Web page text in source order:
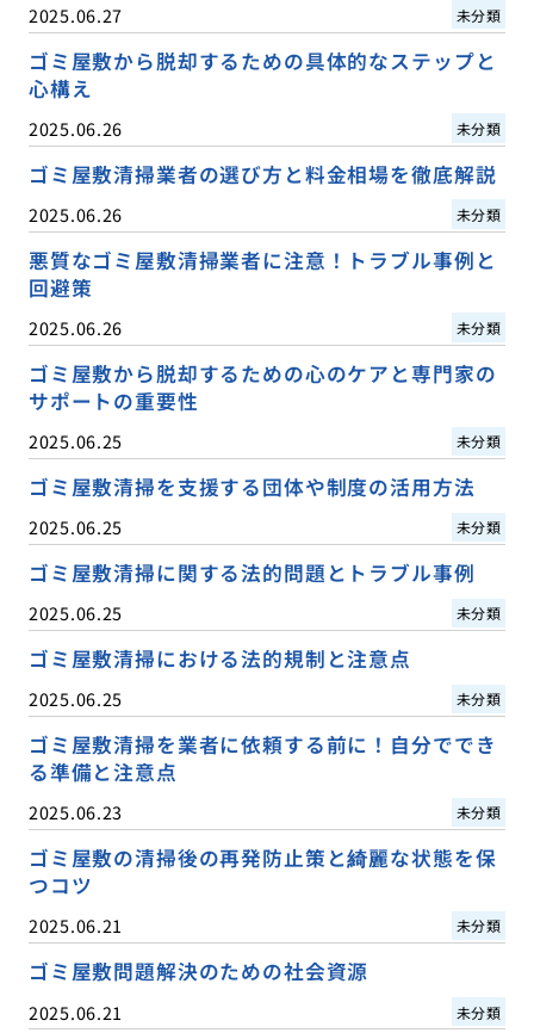
2025.06.27 未分類
ゴミ屋敷から脱却するための具体的なステップと
心構え
2025.06.26 未分類
ゴミ屋敷清掃業者の選び方と料金相場を徹底解説
2025.06.26 未分類
悪質なゴミ屋敷清掃業者に注意！トラブル事例と
回避策
2025.06.26 未分類
ゴミ屋敷から脱却するための心のケアと専門家の
サポートの重要性
2025.06.25 未分類
ゴミ屋敷清掃を支援する団体や制度の活用方法
2025.06.25 未分類
ゴミ屋敷清掃に関する法的問題とトラブル事例
2025.06.25 未分類
ゴミ屋敷清掃における法的規制と注意点
2025.06.25 未分類
ゴミ屋敷清掃を業者に依頼する前に！自分ででき
る準備と注意点
2025.06.23 未分類
ゴミ屋敷の清掃後の再発防止策と綺麗な状態を保
つコツ
2025.06.21 未分類
ゴミ屋敷問題解決のための社会資源
2025.06.21 未分類